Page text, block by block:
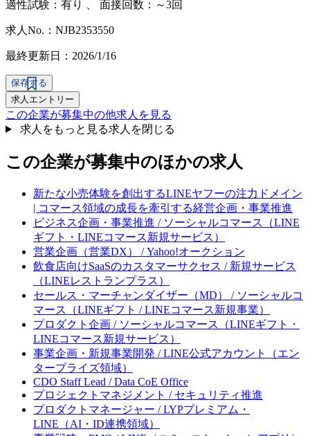
適性試験： 有り 面接回数：～3回
求人No.：NJB2353550
最終更新日：2026/1/16
保存する
求人エントリー
この企業が募集中の他求人を見る
求人をもっと見る求人を閉じる
この企業が募集中のほかの求人
新たな小売体験を創出するLINEヤフーの注力ドメイン
| コマース領域の成長を牽引する経営企画・事業推進
ビジネス企画・事業推進 / ソーシャルコマース（LINE
ギフト・LINEコマース新規サービス）
営業企画（営業DX） / Yahoo!オークション
飲食店向けSaaSのカスタマーサクセス / 新規サービス
（LINEレストランプラス）
セールス・マーチャンダイザー（MD） / ソーシャルコ
マース（LINEギフト / LINEコマース新規事業）
プロダクト企画 / ソーシャルコマース（LINEギフト・
LINEコマース新規サービス）
事業企画・新規事業開発 / LINE公式アカウント（エン
タープライズ領域）
CDO Staff Lead / Data CoE Office
プロジェクトマネジメント / セキュリティ推進
プロダクトマネージャー / LYPプレミアム・
LINE（AI・ID連携領域）